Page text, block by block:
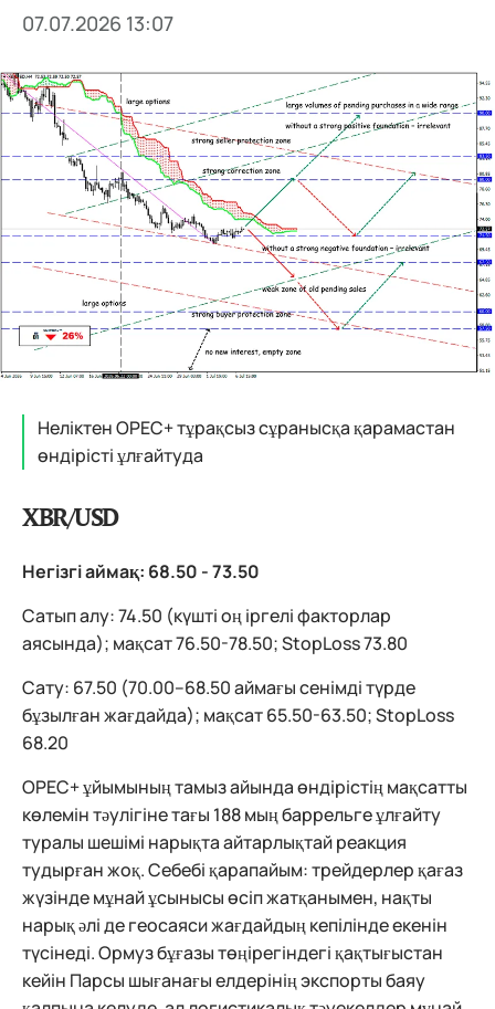
07.07.2026 13:07
Неліктен OPEC+ тұрақсыз сұранысқа қарамастан
өндірісті ұлғайтуда
XBR/USD
Негізгі аймақ: 68.50 - 73.50
Сатып алу: 74.50 (күшті оң іргелі факторлар
аясында); мақсат 76.50-78.50; StopLoss 73.80
Сату: 67.50 (70.00–68.50 аймағы сенімді түрде
бұзылған жағдайда); мақсат 65.50-63.50; StopLoss
68.20
OPEC+ ұйымының тамыз айында өндірістің мақсатты
көлемін тәулігіне тағы 188 мың баррельге ұлғайту
туралы шешімі нарықта айтарлықтай реакция
тудырған жоқ. Себебі қарапайым: трейдерлер қағаз
жүзінде мұнай ұсынысы өсіп жатқанымен, нақты
нарық әлі де геосаяси жағдайдың кепілінде екенін
түсінеді. Ормуз бұғазы төңірегіндегі қақтығыстан
кейін Парсы шығанағы елдерінің экспорты баяу